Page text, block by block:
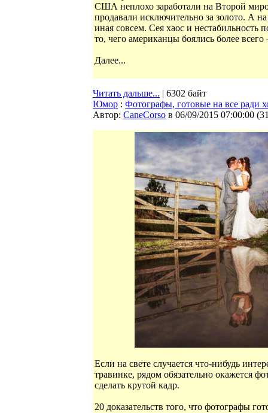
США неплохо заработали на Второй
продавали исключительно за золото. А
иная совсем. Сея хаос и
то, чего американцы боялись более
Далее...
Читать дальше... | 6302 байт
Юмор : Фотографы, готовые на все ради
Автор: CaneCorso в 06/09/2015 07:00:00 (
Если на свете случается что-нибудь
травинке, рядом обязательно окажется
сделать крутой кадр.
20 доказательств того, что фотографы